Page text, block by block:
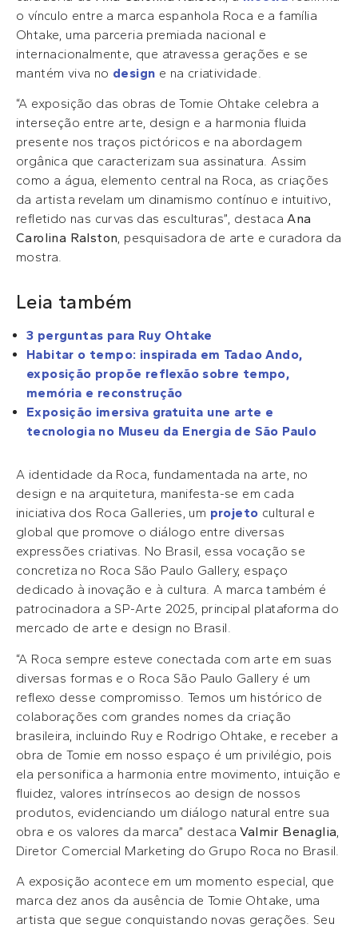
o vínculo entre a marca espanhola Roca e a família
Ohtake, uma parceria premiada nacional e
internacionalmente, que atravessa gerações e se
mantém viva no design e na criatividade.
“A exposição das obras de Tomie Ohtake celebra a
interseção entre arte, design e a harmonia fluida
presente nos traços pictóricos e na abordagem
orgânica que caracterizam sua assinatura. Assim
como a água, elemento central na Roca, as criações
da artista revelam um dinamismo contínuo e intuitivo,
refletido nas curvas das esculturas”, destacaAna
Carolina Ralston, pesquisadora de arte e curadora da
mostra.
Leia também
3 perguntas para Ruy Ohtake
Habitar o tempo: inspirada em Tadao Ando,
exposição propõe reflexão sobre tempo,
memória e reconstrução
Exposição imersiva gratuita une arte e
tecnologia no Museu da Energia de São Paulo
A identidade da Roca, fundamentada na arte, no
design e na arquitetura, manifesta-se em cada
iniciativa dos Roca Galleries, um projeto cultural e
global que promove o diálogo entre diversas
expressões criativas. No Brasil, essa vocação se
concretiza no Roca São Paulo Gallery, espaço
dedicado à inovação e à cultura. A marca também é
patrocinadora a SP-Arte 2025, principal plataforma do
mercado de arte e design no Brasil.
“A Roca sempre esteve conectada com arte em suas
diversas formas e o Roca São Paulo Gallery é um
reflexo desse compromisso. Temos um histórico de
colaborações com grandes nomes da criação
brasileira, incluindo Ruy e Rodrigo Ohtake, e receber a
obra de Tomie em nosso espaço é um privilégio, pois
ela personifica a harmonia entre movimento, intuição e
fluidez, valores intrínsecos ao design de nossos
produtos, evidenciando um diálogo natural entre sua
obra e os valores da marca” destacaValmir Benaglia
Diretor Comercial Marketing do Grupo Roca no Brasil.
A exposição acontece em um momento especial, que
marca dez anos da ausência de Tomie Ohtake, uma
artista que segue conquistando novas gerações. Seu